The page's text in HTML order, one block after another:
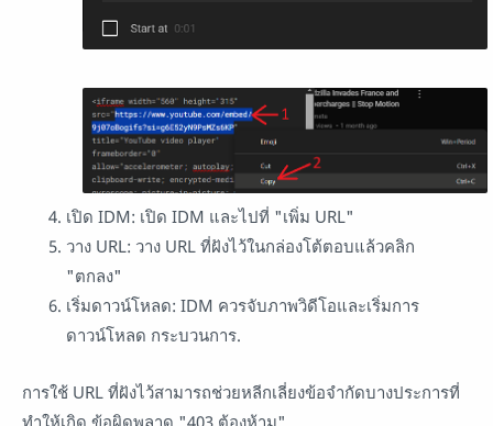
เปิด IDM: เปิด IDM และไปที่ "เพิ่ม URL"
วาง URL: วาง URL ที่ฝังไว้ในกล่องโต้ตอบแล้วคลิก
"ตกลง"
เริ่มดาวน์โหลด: IDM ควรจับภาพวิดีโอและเริ่มการ
ดาวน์โหลด กระบวนการ.
การใช้ URL ที่ฝังไว้สามารถช่วยหลีกเลี่ยงข้อจำกัดบางประการที่